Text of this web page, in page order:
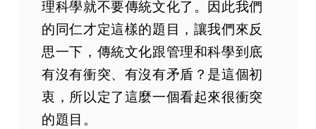
理科學就不要傳統文化了。因此我們
的同仁才定這樣的題目，讓我們來反
思一下，傳統文化跟管理和科學到底
有沒有衝突、有沒有矛盾？是這個初
衷，所以定了這麼一個看起來很衝突
的題目。